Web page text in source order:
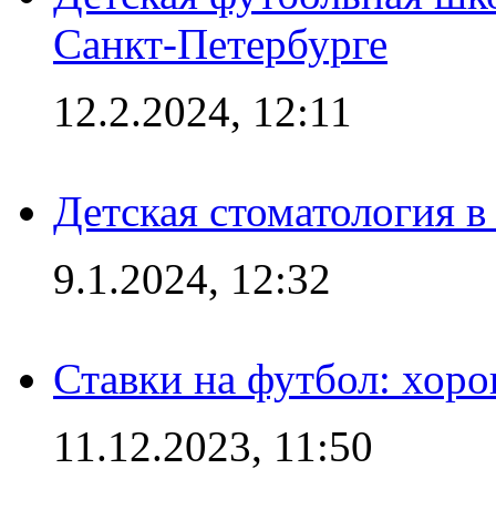
Санкт-Петербурге
12.2.2024, 12:11
Детская стоматология
9.1.2024, 12:32
Ставки на футбол:
11.12.2023, 11:50